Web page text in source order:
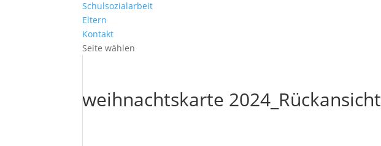
Schulsozialarbeit
Eltern
Kontakt
Seite wählen
weihnachtskarte 2024_Rückansicht